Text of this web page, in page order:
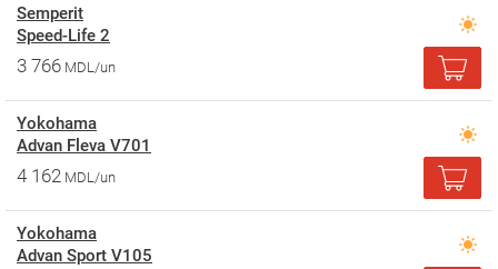
Semperit
Speed-Life 2
3 766 MDL/un
Yokohama
Advan Fleva V701
4 162 MDL/un
Yokohama
Advan Sport V105